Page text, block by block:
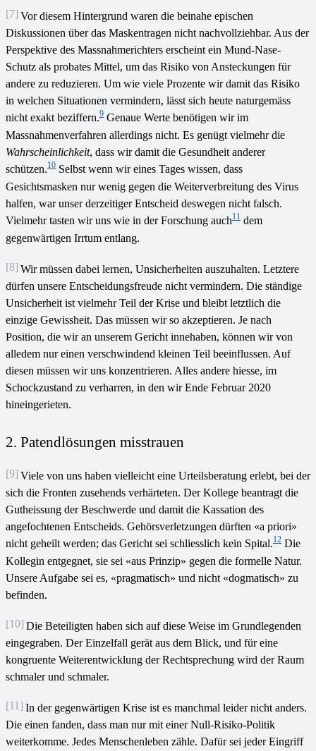
[7] Vor diesem Hintergrund waren die beinahe epischen
Diskussionen über das Maskentragen nicht nachvollziehbar. Aus der
Perspektive des Massnahmerichters erscheint ein Mund-Nase-
Schutz als probates Mittel, um das Risiko von Ansteckungen für
andere zu reduzieren. Um wie viele Prozente wir damit das Risiko
in welchen Situationen vermindern, lässt sich heute naturgemäss
nicht exakt beziffern.9 Genaue Werte benötigen wir im
Massnahmenverfahren allerdings nicht. Es genügt vielmehr die
Wahrscheinlichkeit, dass wir damit die Gesundheit anderer
schützen.10 Selbst wenn wir eines Tages wissen, dass
Gesichtsmasken nur wenig gegen die Weiterverbreitung des Virus
halfen, war unser derzeitiger Entscheid deswegen nicht falsch.
Vielmehr tasten wir uns wie in der Forschung auch11 dem
gegenwärtigen Irrtum entlang.
[8] Wir müssen dabei lernen, Unsicherheiten auszuhalten. Letztere
dürfen unsere Entscheidungsfreude nicht vermindern. Die ständige
Unsicherheit ist vielmehr Teil der Krise und bleibt letztlich die
einzige Gewissheit. Das müssen wir so akzeptieren. Je nach
Position, die wir an unserem Gericht innehaben, können wir von
alledem nur einen verschwindend kleinen Teil beeinflussen. Auf
diesen müssen wir uns konzentrieren. Alles andere hiesse, im
Schockzustand zu verharren, in den wir Ende Februar 2020
hineingerieten.
2. Patendlösungen misstrauen
[9] Viele von uns haben vielleicht eine Urteilsberatung erlebt, bei der
sich die Fronten zusehends verhärteten. Der Kollege beantragt die
Gutheissung der Beschwerde und damit die Kassation des
angefochtenen Entscheids. Gehörsverletzungen dürften «a priori»
nicht geheilt werden; das Gericht sei schliesslich kein Spital.12 Die
Kollegin entgegnet, sie sei «aus Prinzip» gegen die formelle Natur.
Unsere Aufgabe sei es, «pragmatisch» und nicht «dogmatisch» zu
befinden.
[10] Die Beteiligten haben sich auf diese Weise im Grundlegenden
eingegraben. Der Einzelfall gerät aus dem Blick, und für eine
kongruente Weiterentwicklung der Rechtsprechung wird der Raum
schmaler und schmaler.
[11] In der gegenwärtigen Krise ist es manchmal leider nicht anders.
Die einen fanden, dass man nur mit einer Null-Risiko-Politik
weiterkomme. Jedes Menschenleben zähle. Dafür sei jeder Eingriff